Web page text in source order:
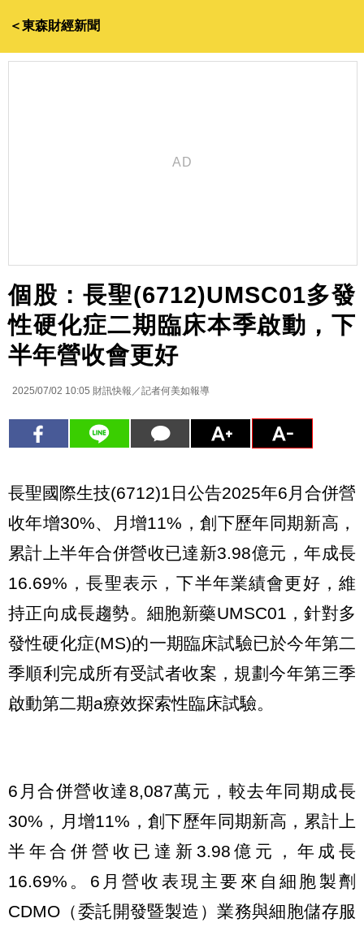
＜東森財經新聞
個股：長聖(6712)UMSC01多發
性硬化症二期臨床本季啟動，下
半年營收會更好
2025/07/02 10:05 財訊快報／記者何美如報導
長聖國際生技(6712)1日公告2025年6月合併營
收年增30%、月增11%，創下歷年同期新高，
累計上半年合併營收已達新3.98億元，年成長
16.69%，長聖表示，下半年業績會更好，維
持正向成長趨勢。細胞新藥UMSC01，針對多
發性硬化症(MS)的一期臨床試驗已於今年第二
季順利完成所有受試者收案，規劃今年第三季
啟動第二期a療效探索性臨床試驗。
6月合併營收達8,087萬元，較去年同期成長
30%，月增11%，創下歷年同期新高，累計上
半年合併營收已達新3.98億元，年成長
16.69%。6月營收表現主要來自細胞製劑
CDMO（委託開發暨製造）業務與細胞儲存服